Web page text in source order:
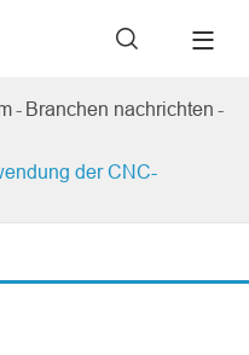

Branchen nachrichten
der CNC-